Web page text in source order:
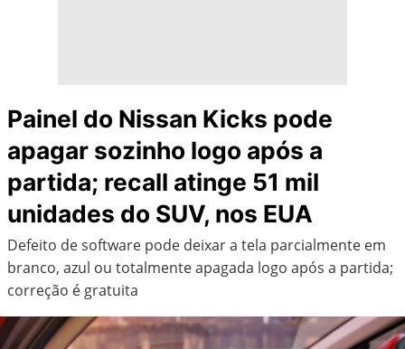
Painel do Nissan Kicks pode
apagar sozinho logo após a
partida; recall atinge 51 mil
unidades do SUV, nos EUA
Defeito de software pode deixar a tela parcialmente em
branco, azul ou totalmente apagada logo após a partida;
correção é gratuita